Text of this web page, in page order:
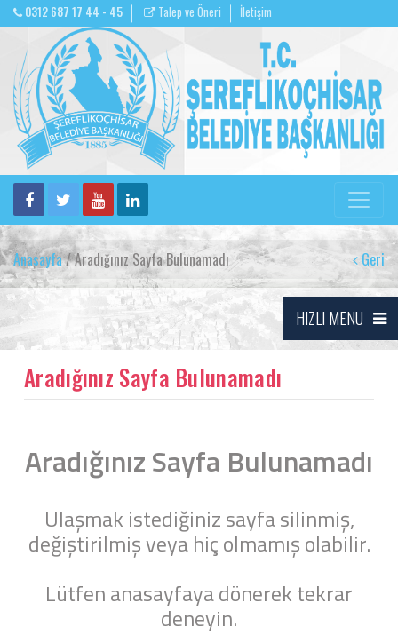
0312 687 17 44 - 45 Talep ve Öneri İletişim
Anasayfa/ Aradığınız Sayfa Bulunamadı Geri
HIZLI MENU
Aradığınız Sayfa Bulunamadı
Aradığınız Sayfa Bulunamadı
Ulaşmak istediğiniz sayfa silinmiş,
değiştirilmiş veya hiç olmamış olabilir.
Lütfen anasayfaya dönerek tekrar
deneyin.